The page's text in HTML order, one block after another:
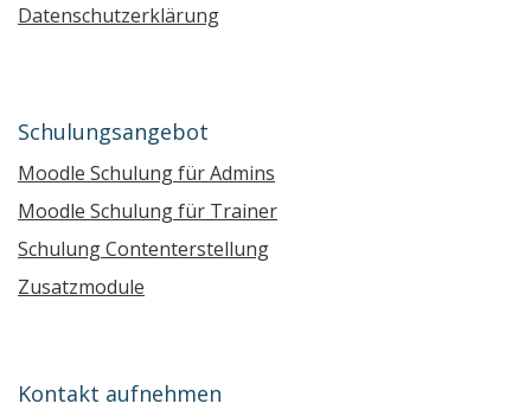
Datenschutzerklärung
Schulungsangebot
Moodle Schulung für Admins
Moodle Schulung für Trainer
Schulung Contenterstellung
Zusatzmodule
Kontakt aufnehmen